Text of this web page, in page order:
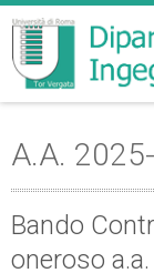
A.A.
Bando
oneroso